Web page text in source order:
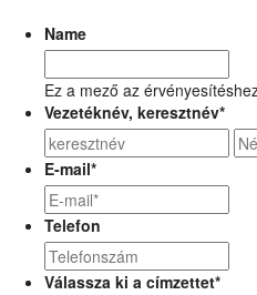
Name
Ez a mező az
Vezetéknév, keresztnév*
E-mail*
Telefon
Válassza ki a címzettet*